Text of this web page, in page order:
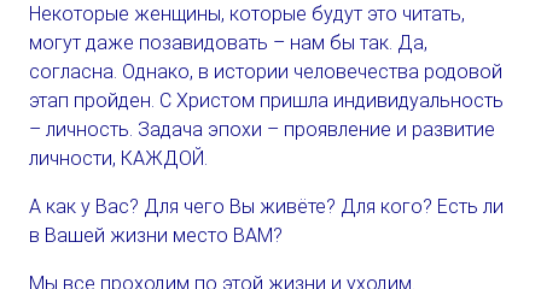
Некоторые женщины, которые будут это читать,
могут даже позавидовать – нам бы так. Да,
согласна. Однако, в истории человечества родовой
этап пройден. С Христом пришла индивидуальность
– личность. Задача эпохи – проявление и развитие
личности, КАЖДОЙ.
А как у Вас? Для чего Вы живёте? Для кого? Есть ли
в Вашей жизни место ВАМ?
Мы все проходим по этой жизни и уходим.